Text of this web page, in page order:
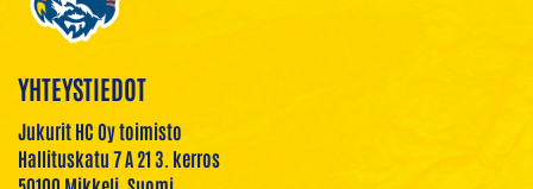
YHTEYSTIEDOT
Jukurit HC Oy toimisto
Hallituskatu 7 A 21 3. kerros